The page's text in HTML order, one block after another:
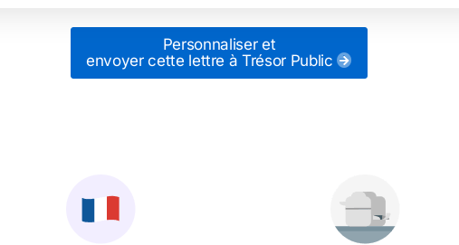
Personnaliser et
envoyer cette lettre à Trésor Public